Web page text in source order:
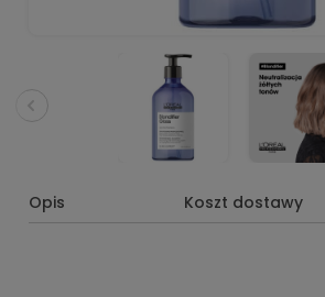
Opis Koszt dostawy